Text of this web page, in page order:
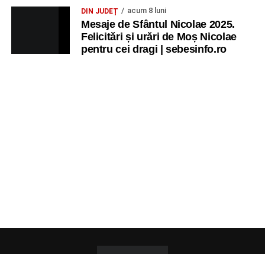
DIN JUDEȚ acum 8 luni
Mesaje de Sfântul Nicolae 2025.
Felicitări și urări de Moș Nicolae
pentru cei dragi | sebesinfo.ro